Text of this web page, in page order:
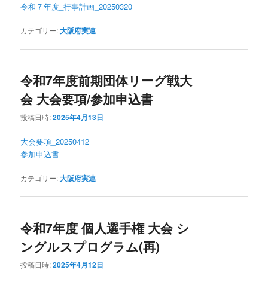
令和７年度_行事計画_20250320
カテゴリー:大阪府実連
令和7年度前期団体リーグ戦大
会 大会要項/参加申込書
投稿日時:2025年4月13日
大会要項_20250412
参加申込書
カテゴリー:大阪府実連
令和7年度 個人選手権 大会 シ
ングルスプログラム(再)
投稿日時:2025年4月12日